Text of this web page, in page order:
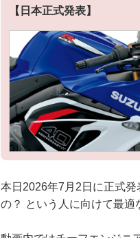
【日本正式発表】
本日2026年7月2日に正式
の？ という人に向けて最適